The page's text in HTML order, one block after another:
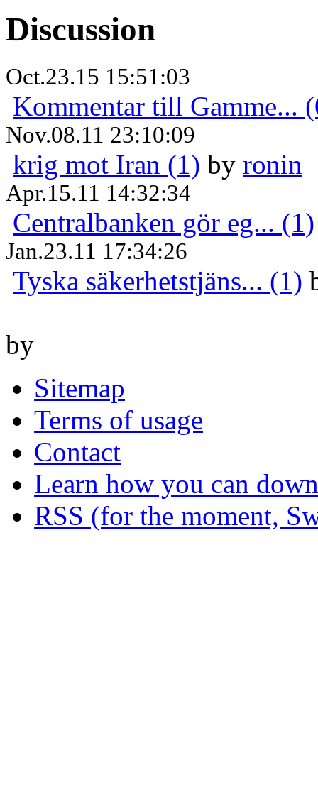
Discussion
Oct.23.15 15:51:03
Kommentar till Gamme...
Nov.08.11 23:10:09
krig mot Iran (1) by ronin
Apr.15.11 14:32:34
Centralbanken gör eg... (1)
Jan.23.11 17:34:26
Tyska säkerhetstjäns... (1)
by
Sitemap
Terms of usage
Contact
Learn how you can
RSS (for the moment,